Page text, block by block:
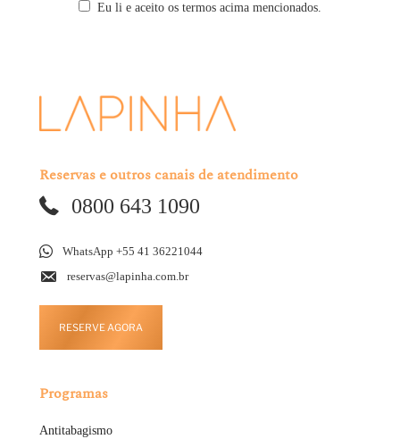
Eu li e aceito os termos acima mencionados.
Reservas e outros canais de atendimento
0800 643 1090
WhatsApp +55 41 36221044
reservas@lapinha.com.br
RESERVE AGORA
Programas
Antitabagismo